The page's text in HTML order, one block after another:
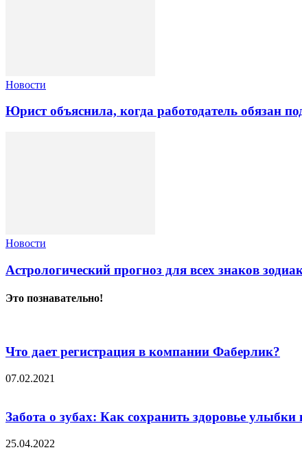
Новости
Юрист объяснила, когда работодатель обязан
Новости
Астрологический прогноз для всех знаков
Это познавательно!
Что дает регистрация в компании Фаберлик?
07.02.2021
Забота о зубах: Как сохранить здоровье улыбки
25.04.2022